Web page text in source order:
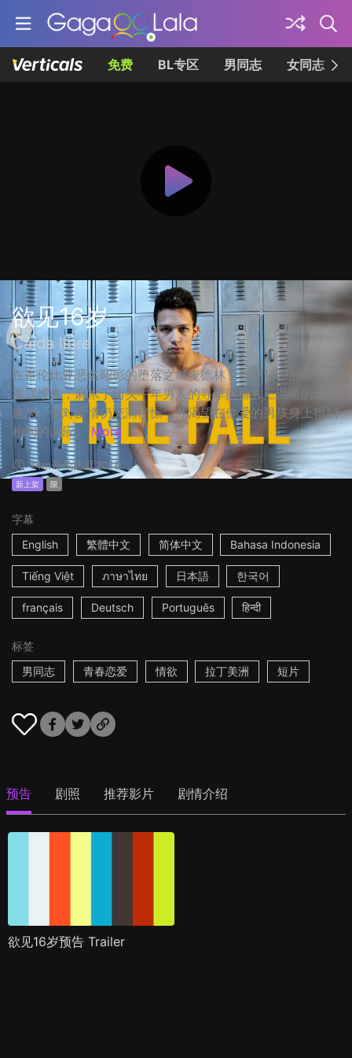
免费 BL专区 男同志 女同志
欲见16岁
Caída libre
在哥伦比亚恶名昭彰的堕落之城麦德林，年仅16岁的宏尼以
卖淫维生，麻木于街头中年男人的寻草问柳和三温暖的速战
速决，他对爱情仍充满憧憬，并渴望在他爱的男孩身上得到
相同的回应。
More
14m哥伦比亚2018
新上架 限
字幕
English
繁體中文 简体中文 Bahasa Indonesia
Tiếng Việt ภาษาไทย 日本語 한국어
français Deutsch Português हिन्दी
标签
男同志
青春恋爱 情欲 拉丁美洲 短片
预告 剧照 推荐影片 剧情介绍
欲见16岁预告 Trailer